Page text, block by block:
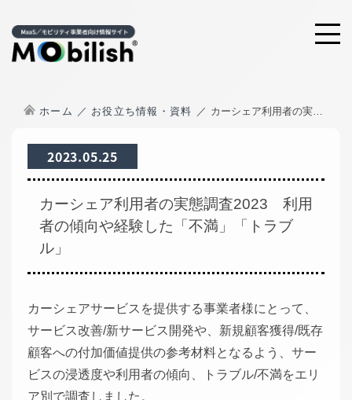
ホーム お役立ち情報・資料 カーシェア利用者の実態調査2023 利用者の傾向や経験した「不満」「トラブル」
2023.05.25
カーシェア利用者の実態調査2023 利用
者の傾向や経験した「不満」「トラブ
ル」
カーシェアサービスを提供する事業者様にとって、
サービス改善/新サービス開発や、新規顧客獲得/既存
顧客への付加価値提供の参考材料となるよう、サー
ビスの浸透度や利用者の傾向、トラブル/不満をエリ
ア別で調査しました。